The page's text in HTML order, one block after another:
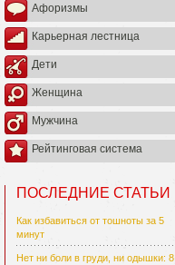
Афоризмы
Карьерная лестница
Дети
Женщина
Мужчина
Рейтинговая система
ПОСЛЕДНИЕ СТАТЬИ
Как избавиться от тошноты за 5
минут
Нет ни боли в груди, ни одышки: 8